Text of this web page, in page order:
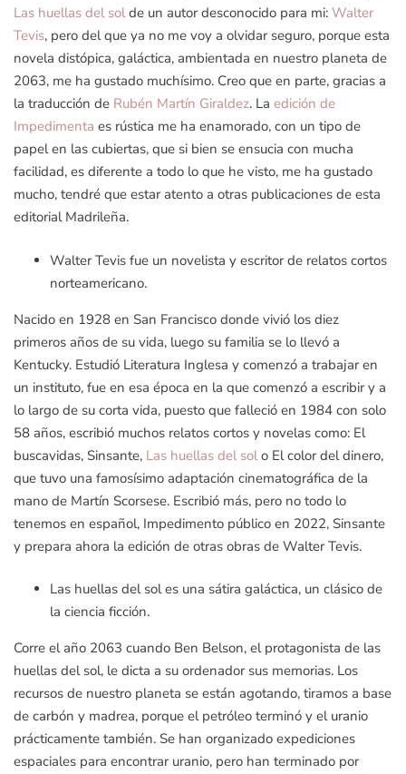
Las huellas del solde un autor desconocido para mi: Walter
Tevis, pero del que ya no me voy a olvidar seguro, porque esta
novela distópica, galáctica, ambientada en nuestro planeta de
2063, me ha gustado muchísimo. Creo que en parte, gracias a
la traducción de Rubén Martín Giraldez. La edición de
Impedimenta es rústica me ha enamorado, con un tipo de
papel en las cubiertas, que si bien se ensucia con mucha
facilidad, es diferente a todo lo que he visto, me ha gustado
mucho, tendré que estar atento a otras publicaciones de esta
editorial Madrileña.
Walter Tevis fue un novelista y escritor de relatos cortos
norteamericano.
Nacido en 1928 en San Francisco donde vivió los diez
primeros años de su vida, luego su familia se lo llevó a
Kentucky. Estudió Literatura Inglesa y comenzó a trabajar en
un instituto, fue en esa época en la que comenzó a escribir y a
lo largo de su corta vida, puesto que falleció en 1984 con solo
58 años, escribió muchos relatos cortos y novelas como: El
buscavidas, Sinsante, Las huellas del solo El color del dinero,
que tuvo una famosísimo adaptación cinematográfica de la
mano de Martín Scorsese. Escribió más, pero no todo lo
tenemos en español, Impedimento público en 2022, Sinsante
y prepara ahora la edición de otras obras de Walter Tevis.
Las huellas del sol es una sátira galáctica, un clásico de
la ciencia ficción.
Corre el año 2063 cuando Ben Belson, el protagonista de las
huellas del sol, le dicta a su ordenador sus memorias. Los
recursos de nuestro planeta se están agotando, tiramos a base
de carbón y madrea, porque el petróleo terminó y el uranio
prácticamente también. Se han organizado expediciones
espaciales para encontrar uranio, pero han terminado por